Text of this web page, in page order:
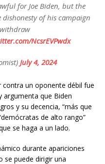
for Joe Biden, but the
dishonesty of his campaign
NcsrEVPwdx
July 4, 2024
contra un oponente débil fue
argumenta que Biden
y su decencia, “más que
de alto rango”
se haga a un lado.
durante apariciones
se puede dirigir una